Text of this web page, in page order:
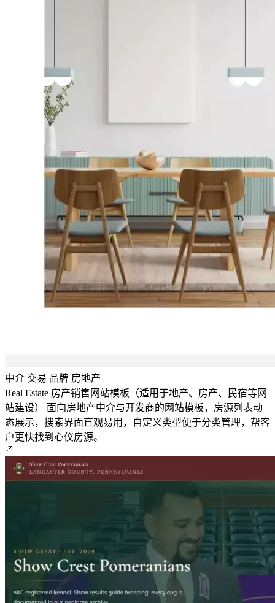
中介 交易 品牌 房地产
Real Estate 房产销售网站模板（适用于地产、房产、民宿等网
站建设）
面向房地产中介与开发商的网站模板，房源列表动
态展示，搜索界面直观易用，自定义类型便于分类管理，帮客
户更快找到心仪房源。